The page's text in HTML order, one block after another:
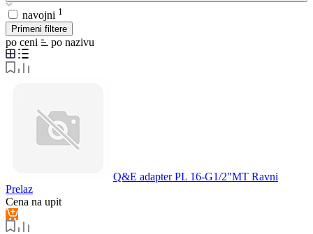
navojni 1
Primeni filtere
po ceni po nazivu
Q&E adapter PL 16-G1/2"MT Ravni
Prelaz
Cena na upit